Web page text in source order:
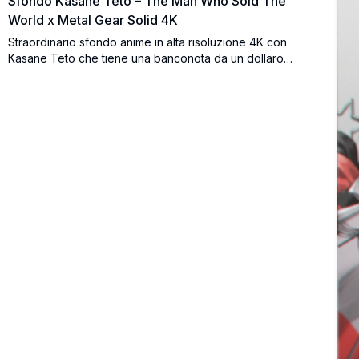
World x Metal Gear Solid 4K
Straordinario sfondo anime in alta risoluzione 4K con
Kasane Teto che tiene una banconota da un dollaro